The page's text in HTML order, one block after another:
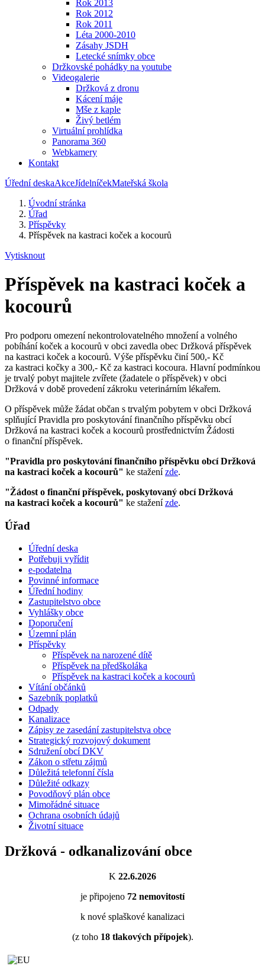
Rok 2013
Rok 2012
Rok 2011
Léta 2000-2010
Zásahy JSDH
Letecké snímky obce
Držkovské pohádky na youtube
Videogalerie
Držková z dronu
Kácení máje
Mše z kaple
Živý betlém
Virtuální prohlídka
Panorama 360
Webkamery
Kontakt
Úřední deskaAkceJídelníčekMateřská škola
Úvodní stránka
Úřad
Příspěvky
Příspěvek na kastraci koček a kocourů
Vytisknout
Příspěvek na kastraci koček a
kocourů
Pro podporu omezení nekontrolovatelného množení a volného
pobíhání koček a kocourů v obci zavedla obec Držková příspěvek
na kastraci koček a kocourů. Výše příspěvku činí 500,- Kč
za kastraci kočky a 300,- Kč za kastraci kocoura. Hlavní podmínkou
je trvalý pobyt majitele zvířete (žadatele o příspěvek) v obci
Držková v době provedení zákroku veterinárním lékařem.
O příspěvek může žádat občan s trvalým pobytem v obci Držková
splňující Pravidla pro poskytování finančního příspěvku obcí
Držková na kastraci koček a kocourů prostřednictvím Žádosti
o finanční příspěvek.
"Pravidla pro poskytování finančního příspěvku obcí Držková
na kastraci koček a kocourů" ke staženízde.
"Žádost o finanční příspěvek, poskytovaný obcí Držková
na kastraci koček a kocourů" ke staženízde.
Úřad
Úřední deska
Potřebuji vyřídit
e-podatelna
Povinné informace
Úřední hodiny
Zastupitelstvo obce
Vyhlášky obce
Doporučení
Územní plán
Příspěvky
Příspěvek na narozené dítě
Příspěvek na předškoláka
Příspěvek na kastraci koček a kocourů
Vítání občánků
Sazebník poplatků
Odpady
Kanalizace
Zápisy ze zasedání zastupitelstva obce
Strategický rozvojový dokument
Sdružení obcí DKV
Zákon o střetu zájmů
Důležitá telefonní čísla
Důležité odkazy
Povodňový plán obce
Mimořádné situace
Ochrana osobních údajů
Životní situace
Držková - odkanalizování obce
K 22.6.2026
je připojeno 72 nemovitostí
k nové splaškové kanalizaci
(z toho 18tlakových přípojek).